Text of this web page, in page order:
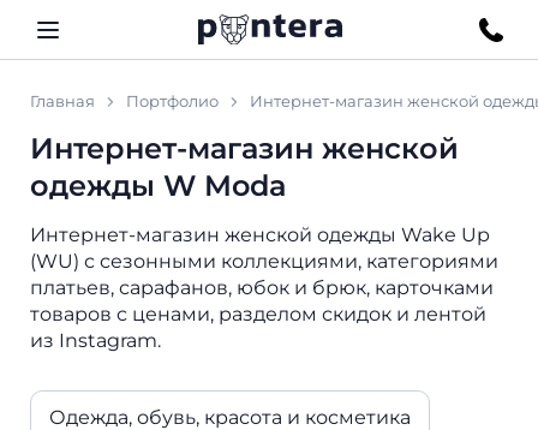
Главная Портфолио Интернет-магазин женской
Интернет-магазин женской
одежды W Moda
Интернет-магазин женской одежды Wake Up
(WU) с сезонными коллекциями, категориями
платьев, сарафанов, юбок и брюк, карточками
товаров с ценами, разделом скидок и лентой
из Instagram.
Одежда, обувь, красота и косметика